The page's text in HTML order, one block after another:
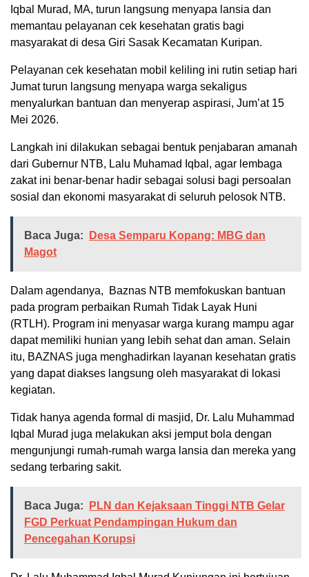
Iqbal Murad, MA, turun langsung menyapa lansia dan
memantau pelayanan cek kesehatan gratis bagi
masyarakat di desa Giri Sasak Kecamatan Kuripan.
Pelayanan cek kesehatan mobil keliling ini rutin setiap hari
Jumat turun langsung menyapa warga sekaligus
menyalurkan bantuan dan menyerap aspirasi, Jum’at 15
Mei 2026.
Langkah ini dilakukan sebagai bentuk penjabaran amanah
dari Gubernur NTB, Lalu Muhamad Iqbal, agar lembaga
zakat ini benar-benar hadir sebagai solusi bagi persoalan
sosial dan ekonomi masyarakat di seluruh pelosok NTB.
Baca Juga:
Desa Semparu Kopang: MBG dan
Magot
Dalam agendanya, Baznas NTB memfokuskan bantuan
pada program perbaikan Rumah Tidak Layak Huni
(RTLH). Program ini menyasar warga kurang mampu agar
dapat memiliki hunian yang lebih sehat dan aman. Selain
itu, BAZNAS juga menghadirkan layanan kesehatan gratis
yang dapat diakses langsung oleh masyarakat di lokasi
kegiatan.
Tidak hanya agenda formal di masjid, Dr. Lalu Muhammad
Iqbal Murad juga melakukan aksi jemput bola dengan
mengunjungi rumah-rumah warga lansia dan mereka yang
sedang terbaring sakit.
Baca Juga:
PLN dan Kejaksaan Tinggi NTB Gelar
FGD Perkuat Pendampingan Hukum dan
Pencegahan Korupsi